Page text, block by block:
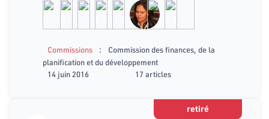
Commissions :
Commission des finances, de la
planification et du développement
14 juin 2016
17 articles
retiré